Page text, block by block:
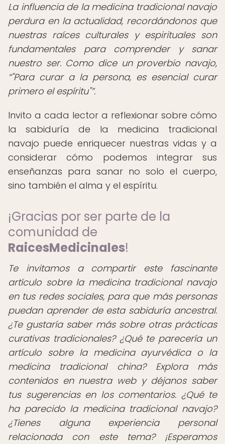
La influencia de la medicina tradicional navajo
perdura en la actualidad, recordándonos que
nuestras raíces culturales y espirituales son
fundamentales para comprender y sanar
nuestro ser. Como dice un proverbio navajo,
"Para curar a la persona, es esencial curar
primero el espíritu" .
Invito a cada lector a reflexionar sobre cómo
la sabiduría de la medicina tradicional
navajo puede enriquecer nuestras vidas y a
considerar cómo podemos integrar sus
enseñanzas para sanar no solo el cuerpo,
sino también el alma y el espíritu.
¡Gracias por ser parte de la
comunidad de
RaicesMedicinales!
Te invitamos a compartir este fascinante
artículo sobre la medicina tradicional navajo
en tus redes sociales, para que más personas
puedan aprender de esta sabiduría ancestral.
¿Te gustaría saber más sobre otras prácticas
curativas tradicionales? ¿Qué te parecería un
artículo sobre la medicina ayurvédica o la
medicina tradicional china? Explora más
contenidos en nuestra web y déjanos saber
tus sugerencias en los comentarios. ¿Qué te
ha parecido la medicina tradicional navajo?
¿Tienes alguna experiencia personal
relacionada con este tema? ¡Esperamos